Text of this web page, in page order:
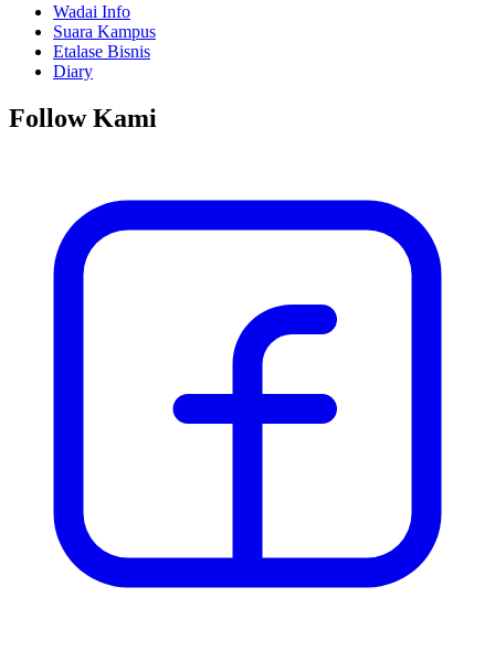
Wadai Info
Suara Kampus
Etalase Bisnis
Diary
Follow Kami